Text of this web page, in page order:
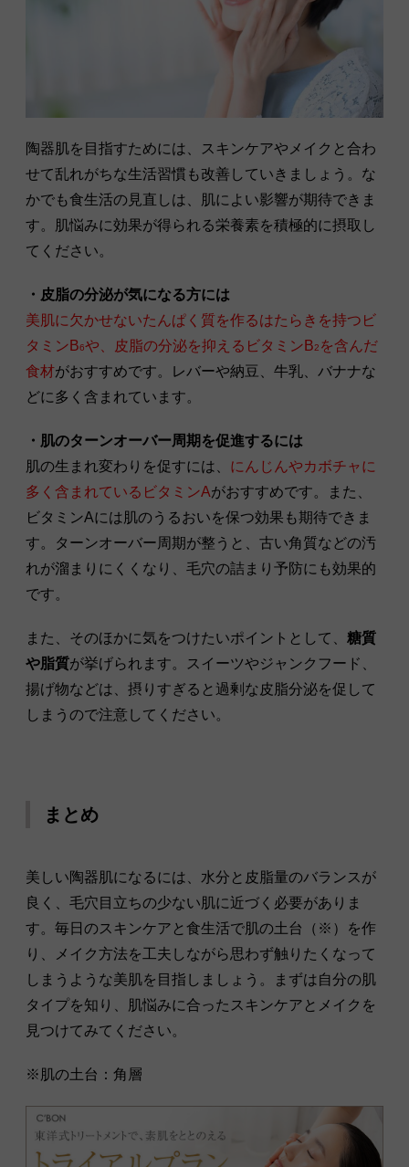
陶器肌を目指すためには、スキンケアやメイクと合わ
せて乱れがちな生活習慣も改善していきましょう。な
かでも食生活の見直しは、肌によい影響が期待できま
す。肌悩みに効果が得られる栄養素を積極的に摂取し
てください。
・皮脂の分泌が気になる方には
美肌に欠かせないたんぱく質を作るはたらきを持つビ
タミンB6や、皮脂の分泌を抑えるビタミンB2 を含んだ
食材がおすすめです。レバーや納豆、牛乳、バナナな
どに多く含まれています。
・肌のターンオーバー周期を促進するには
肌の生まれ変わりを促すには、 にんじんやカボチャに
多く含まれているビタミンAがおすすめです。また、
ビタミンAには肌のうるおいを保つ効果も期待できま
す。ターンオーバー周期が整うと、古い角質などの汚
れが溜まりにくくなり、毛穴の詰まり予防にも効果的
です。
また、そのほかに気をつけたいポイントとして、 糖質
や脂質が挙げられます。スイーツやジャンクフード、
揚げ物などは、摂りすぎると過剰な皮脂分泌を促して
しまうので注意してください。
まとめ
美しい陶器肌になるには、水分と皮脂量のバランスが
良く、毛穴目立ちの少ない肌に近づく必要がありま
す。毎日のスキンケアと食生活で肌の土台（※）を作
り、メイク方法を工夫しながら思わず触りたくなって
しまうような美肌を目指しましょう。まずは自分の肌
タイプを知り、肌悩みに合ったスキンケアとメイクを
見つけてみてください。
※肌の土台：角層